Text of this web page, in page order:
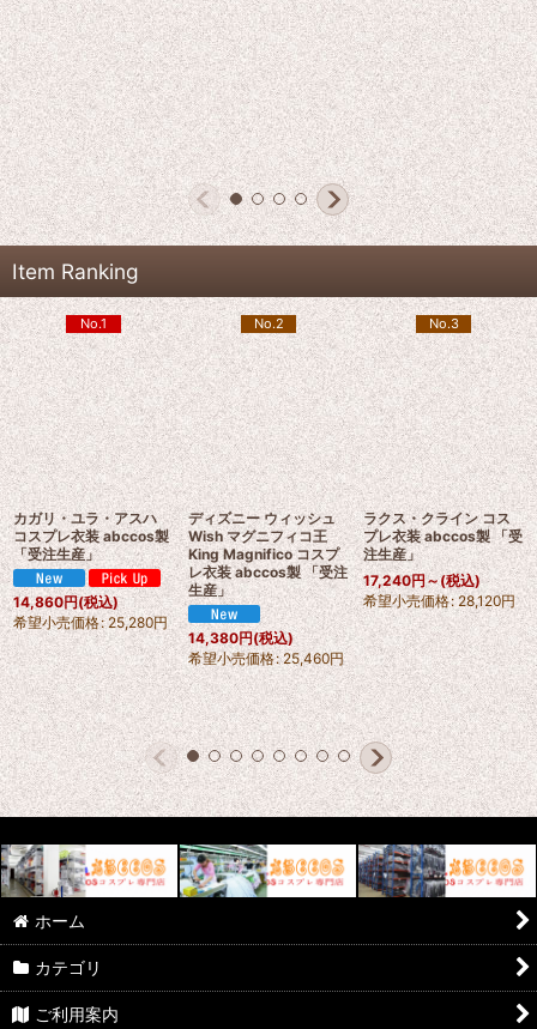
Item Ranking
No.1
カガリ・ユラ・アスハ
コスプレ衣装 abccos製
「受注生産」
14,860円(税込)
希望小売価格: 25,280円
No.2
ディズニー ウィッシュ
Wish マグニフィコ王
King Magnifico コスプ
レ衣装 abccos製 「受注
生産」
14,380円(税込)
希望小売価格: 25,460円
No.3
ラクス・クライン コス
プレ衣装 abccos製 「受
注生産」
17,240円～(税込)
希望小売価格: 28,120円
ホーム
カテゴリ
ご利用案内